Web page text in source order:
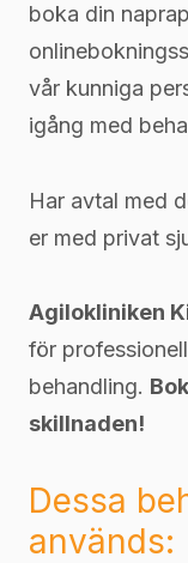
boka din
vår kunniga
igång med
Har avtal med
er med privat
Agilokliniken
för
behandling.
skillnaden!
Dessa
används: